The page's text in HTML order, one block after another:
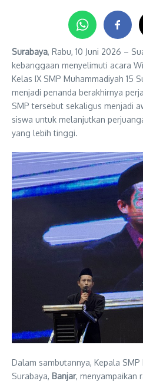
Surabaya, Rabu, 10 Juni 2026 –
kebanggaan menyelimuti acara
Kelas IX SMP Muhammadiyah 15
menjadi penanda berakhirnya
SMP tersebut sekaligus menjadi
siswa untuk melanjutkan
yang lebih tinggi.
Dalam sambutannya, Kepala SMP
Surabaya, Banjar, menyampaikan